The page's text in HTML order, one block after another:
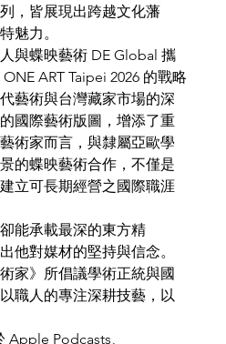
，皆展現出跨越文化藩
魅力。
與蝶映藝術 DE Global 攜
ART Taipei 2026 的戰略
藝術與台灣藏家市場的深
國際藝術版圖，增添了重
術家而言，與隸屬亞歐學
的蝶映藝術合作，不僅是
立可長期經營之國際職涯
能承載最深的東方精
他對媒材的堅持與信念。
家》所倡議學術正統與國
職人的專注深耕技藝，以
Apple Podcasts、